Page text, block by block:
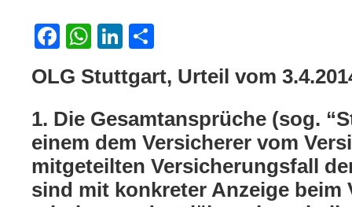
Facebook
WhatsApp
LinkedIn
OLG Stuttgart, Urteil vom
1. Die Gesamtansprüche (sog.
einem dem Versicherer vom
mitgeteilten Versicherungsfall
sind mit konkreter Anzeige beim